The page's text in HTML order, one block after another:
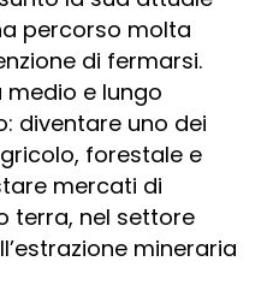
percorso molta
di fermarsi.
medio e lungo
diventare uno dei
forestale e
mercati di
terra, nel settore
mineraria